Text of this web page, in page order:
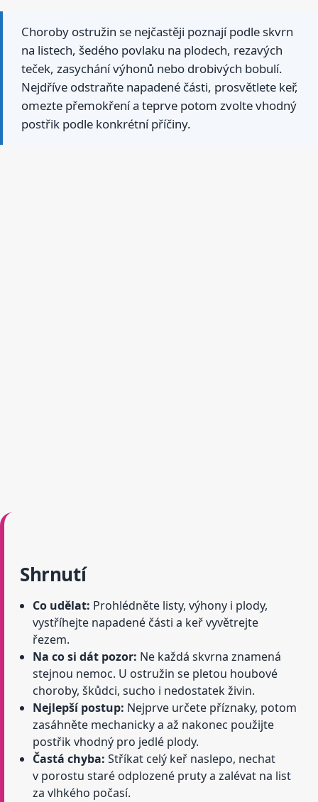
Choroby ostružin se nejčastěji poznají podle skvrn
na listech, šedého povlaku na plodech, rezavých
teček, zasychání výhonů nebo drobivých bobulí.
Nejdříve odstraňte napadené části, prosvětlete keř,
omezte přemokření a teprve potom zvolte vhodný
postřik podle konkrétní příčiny.
Shrnutí
Co udělat: Prohlédněte listy, výhony i plody,
vystříhejte napadené části a keř vyvětrejte
řezem.
Na co si dát pozor: Ne každá skvrna znamená
stejnou nemoc. U ostružin se pletou houbové
choroby, škůdci, sucho i nedostatek živin.
Nejlepší postup: Nejprve určete příznaky, potom
zasáhněte mechanicky a až nakonec použijte
postřik vhodný pro jedlé plody.
Častá chyba: Stříkat celý keř naslepo, nechat
v porostu staré odplozené pruty a zalévat na list
za vlhkého počasí.